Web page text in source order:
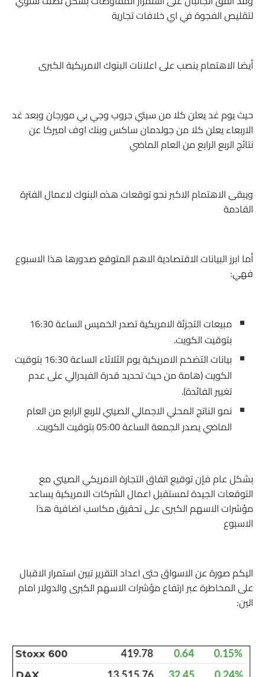
لتقليص الفجوة في اي خلافات تجارية
أيضا الاهتمام ينصب على اعلانات البنوك الامريكية الكبرى
حيث يوم غد يعلن كلا من سيتي جروب وجي بي مورجان وبعد غد
الاربعاء يعلن كلا من جولدمان ساكس وبنك اوف اميركا عن
نتائج الربع الرابع من العام الماضي
ويبقى الاهتمام الاكبر نحو توقعات هذه البنوك لاعمال الفترة
القادمة
أما ابرز البيانات الاقتصادية الاهم المتوقع صدورها هذا الاسبوع
فهي:
مبيعات التجزئة الامريكية تصدر الخميس الساعة 16:30
بتوقيت الكويت.
بيانات التضخم الامريكية يوم الثلاثاء الساعة 16:30 بتوقيت
الكويت (هامة من حيث تحديد قدرة الفيدرالي على عدم
تغيير الفائدة).
نمو الناتج المحلي الاجمالي الصيني للربع الرابع من العام
الماضي يصدر الجمعة الساعة 05:00 بتوقيت الكويت.
بشكل عام فإن توقيع اتفاق التجارة الامريكي الصيني مع
التوقعات الجيدة لمستقبل اعمال الشركات الامريكية يساعد
مؤشرات الاسهم الكبرى على تحقيق مكاسب اضافية هذا
الاسبوع
اليكم صورة عن الاسواق حتى اعداد التقرير تبين استمرار الاقبال
على المخاطرة عبر ارتفاع مؤشرات الاسهم الكبرى والدولار امام
الين: